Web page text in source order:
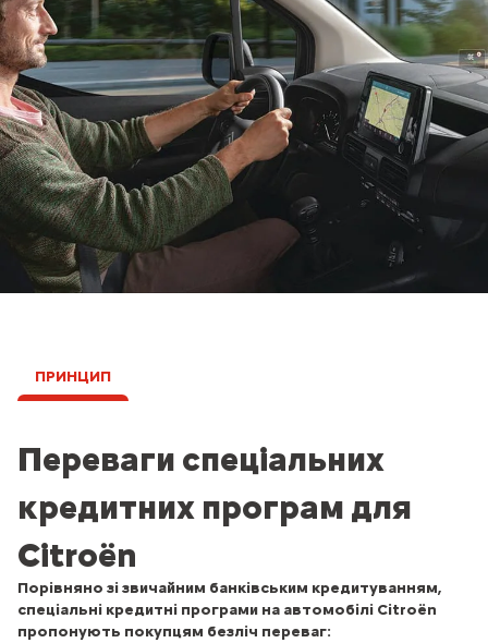
Переваги спеціальних
кредитних програм для
Citroёn
Порівняно зі звичайним банківським кредитуванням,
спеціальні кредитні програми на автомобілі Citroёn
пропонують покупцям безліч переваг:
ПРИНЦИП